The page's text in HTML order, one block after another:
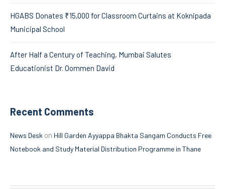
HGABS Donates ₹15,000 for Classroom Curtains at Koknipada
Municipal School
After Half a Century of Teaching, Mumbai Salutes
Educationist Dr. Oommen David
Recent Comments
News Desk on Hill Garden Ayyappa Bhakta Sangam Conducts Free
Notebook and Study Material Distribution Programme in Thane